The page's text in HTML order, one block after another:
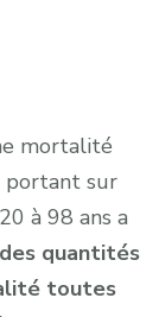
mortalité
portant sur
à 98 ans a
quantités
toutes